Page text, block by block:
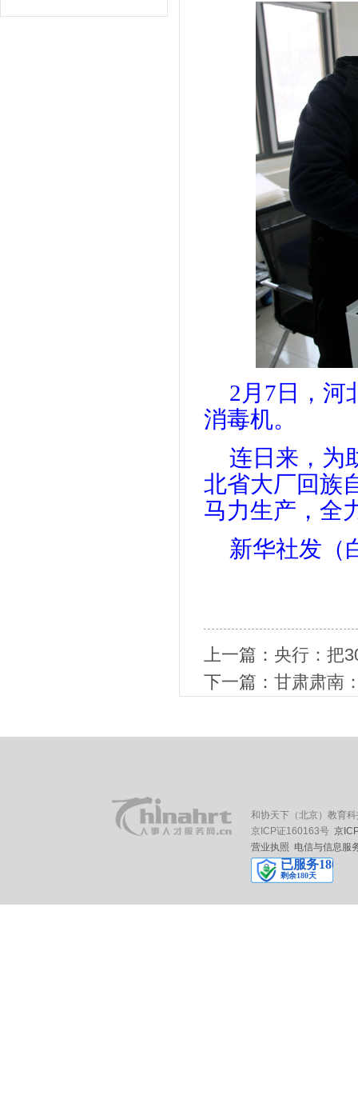
2月7日，河
消毒机。
连日来，为
北省大厂回族
马力生产，全
新华社发（
上一篇： 央行：把
下一篇： 甘肃肃南
和协天下（北京）教育
京ICP证160163号 京
营业执照 电信与信息服